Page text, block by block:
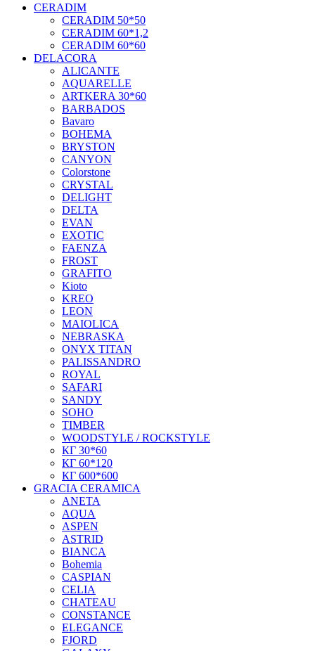
CERADIM
CERADIM 50*50
CERADIM 60*1,2
CERADIM 60*60
DELACORA
ALICANTE
AQUARELLE
ARTKERA 30*60
BARBADOS
Bavaro
BOHEMA
BRYSTON
CANYON
Colorstone
CRYSTAL
DELIGHT
DELTA
EVAN
EXOTIC
FAENZA
FROST
GRAFITO
Kioto
KREO
LEON
MAIOLICA
NEBRASKA
ONYX TITAN
PALISSANDRO
ROYAL
SAFARI
SANDY
SOHO
TIMBER
WOODSTYLE / ROCKSTYLE
КГ 30*60
КГ 60*120
КГ 600*600
GRACIA CERAMICA
ANETA
AQUA
ASPEN
ASTRID
BIANCA
Bohemia
CASPIAN
CELIA
CHATEAU
CONSTANCE
ELEGANCE
FJORD